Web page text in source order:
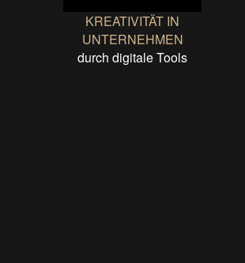
KREATIVITÄT IN
UNTERNEHMEN
durch digitale Tools